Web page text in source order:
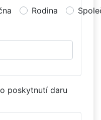
Rodina
poskytnutí daru